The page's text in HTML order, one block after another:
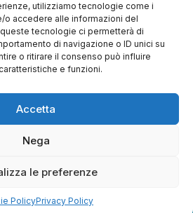
utilizziamo tecnologie come i
o accedere alle informazioni del
tecnologie ci permetterà di
di navigazione o ID unici su
o ritirare il consenso può influire
e funzioni.
Accetta
Nega
le preferenze
PolicyPrivacy Policy
ad attività di direzione e
di Coop Alleanza 3.0 Soc. Coop.
del ’99 nr. 51 42124 Reggio Emilia
(RE)
sociale € 1.040.000 i.v.
Diretta Streaming
Riservata – Copyright © 2024